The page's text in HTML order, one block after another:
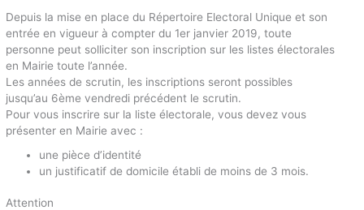
Depuis la mise en place du Répertoire Electoral Unique et son
entrée en vigueur à compter du 1er janvier 2019, toute
personne peut solliciter son inscription sur les listes électorales
en Mairie toute l’année.
Les années de scrutin, les inscriptions seront possibles
jusqu’au 6ème vendredi précédent le scrutin.
Pour vous inscrire sur la liste électorale, vous devez vous
présenter en Mairie avec :
une pièce d’identité
un justificatif de domicile établi de moins de 3 mois.
Attention